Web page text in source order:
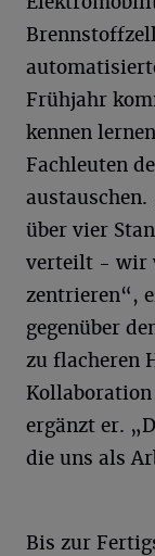
Frühjahr
kennen
Fachleuten
über vier
verteilt - wir
zentrieren“,
gegenüber
zu flacheren
ergänzt er.
die uns als
Bis zur